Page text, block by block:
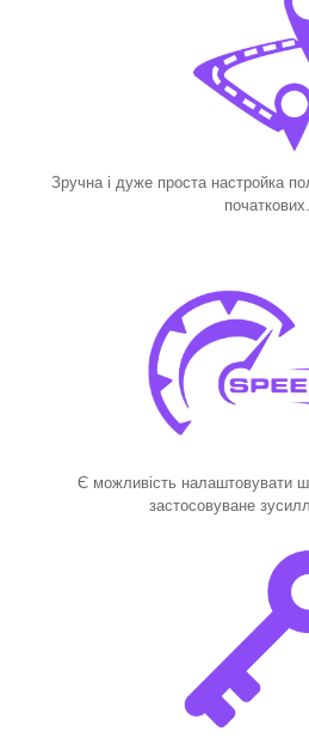
Зручна і дуже проста настройка
початкових.
Є можливість налаштовувати
застосовуване